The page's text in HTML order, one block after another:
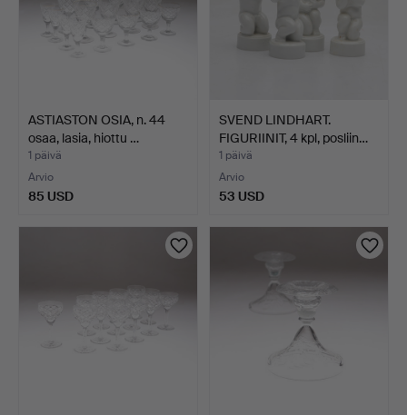
ASTIASTON OSIA, n. 44
osaa, lasia, hiottu …
1 päivä
Arvio
85 USD
SVEND LINDHART.
FIGURIINIT, 4 kpl, posliin…
1 päivä
Arvio
53 USD